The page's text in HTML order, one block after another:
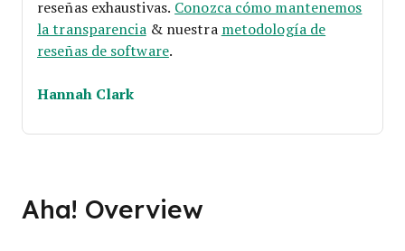
reseñas exhaustivas. Conozca cómo mantenemos
la transparencia & nuestra metodología de
reseñas de software.
Hannah Clark
Aha! Overview